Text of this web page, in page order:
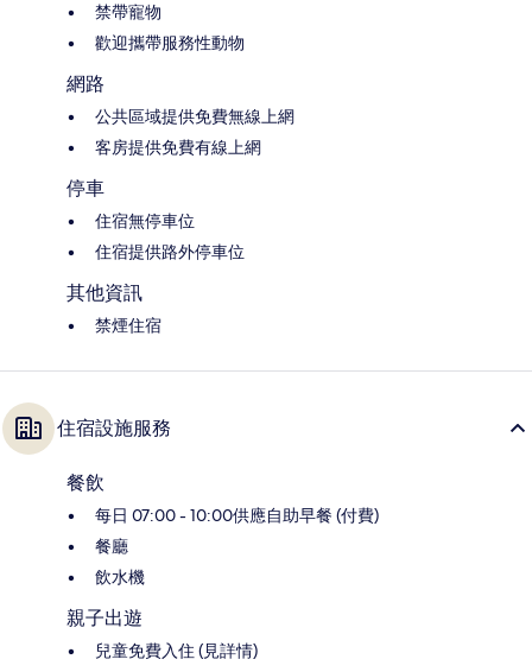
禁帶寵物
歡迎攜帶服務性動物
網路
公共區域提供免費無線上網
客房提供免費有線上網
停車
住宿無停車位
住宿提供路外停車位
其他資訊
禁煙住宿
住宿設施服務
餐飲
每日 07:00 - 10:00供應自助早餐 (付費)
餐廳
飲水機
親子出遊
兒童免費入住 (見詳情)